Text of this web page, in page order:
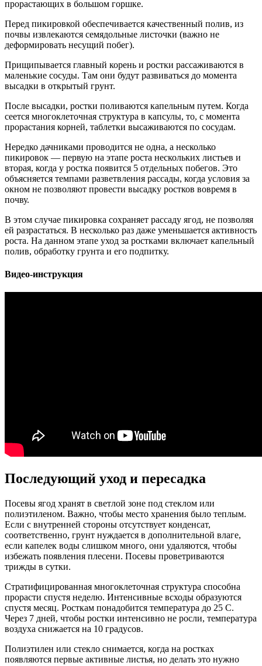
прорастающих в большом горшке.
Перед пикировкой обеспечивается качественный полив, из
почвы извлекаются семядольные листочки (важно не
деформировать несущий побег).
Прищипывается главный корень и ростки рассаживаются в
маленькие сосуды. Там они будут развиваться до момента
высадки в открытый грунт.
После высадки, ростки поливаются капельным путем. Когда
сеется многоклеточная структура в капсулы, то, с момента
прорастания корней, таблетки высаживаются по сосудам.
Нередко дачниками проводится не одна, а несколько
пикировок — первую на этапе роста нескольких листьев и
вторая, когда у ростка появится 5 отдельных побегов. Это
объясняется темпами разветвления рассады, когда условия за
окном не позволяют провести высадку ростков вовремя в
почву.
В этом случае пикировка сохраняет рассаду ягод, не позволяя
ей разрастаться. В несколько раз даже уменьшается активность
роста. На данном этапе уход за ростками включает капельный
полив, обработку грунта и его подпитку.
Видео-инструкция
Последующий уход и пересадка
Посевы ягод хранят в светлой зоне под стеклом или
полиэтиленом. Важно, чтобы место хранения было теплым.
Если с внутренней стороны отсутствует конденсат,
соответственно, грунт нуждается в дополнительной влаге,
если капелек воды слишком много, они удаляются, чтобы
избежать появления плесени. Посевы проветриваются
трижды в сутки.
Стратифицированная многоклеточная структура способна
прорасти спустя неделю. Интенсивные всходы образуются
спустя месяц. Росткам понадобится температура до 25 C.
Через 7 дней, чтобы ростки интенсивно не росли, температура
воздуха снижается на 10 градусов.
Полиэтилен или стекло снимается, когда на ростках
появляются первые активные листья, но делать это нужно